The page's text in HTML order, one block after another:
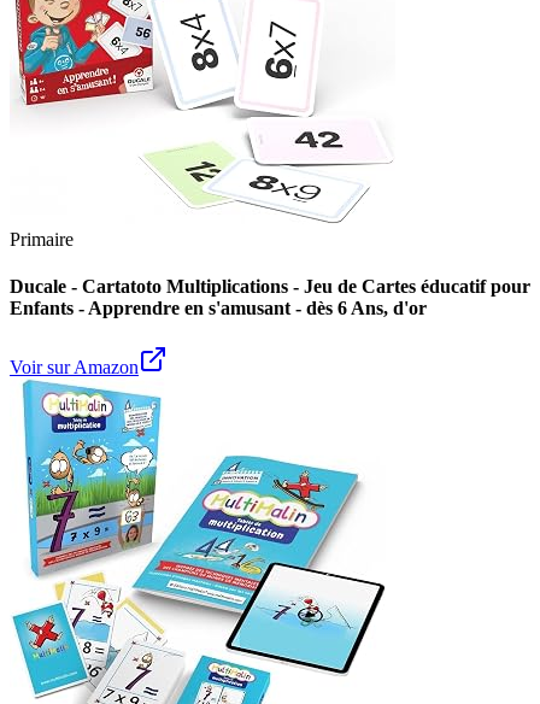
Primaire
Ducale - Cartatoto Multiplications - Jeu de Cartes éducatif pour
Enfants - Apprendre en s'amusant - dès 6 Ans, d'or
Voir sur Amazon